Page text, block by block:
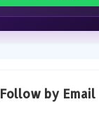
Follow by Email